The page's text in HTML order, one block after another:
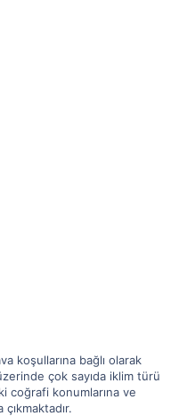
koşullarına bağlı olarak
çok sayıda iklim türü
coğrafi konumlarına ve